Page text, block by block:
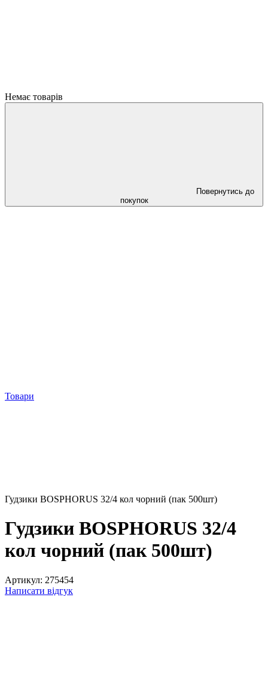
Немає товарів
Повернутись до
покупок
Товари
Гудзики BOSPHORUS 32/4 кол чорний (пак 500шт)
Гудзики BOSPHORUS 32/4
кол чорний (пак 500шт)
Артикул: 275454
Написати відгук